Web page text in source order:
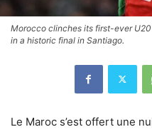
Morocco clinches its first-ever
in a historic final in Santiago.
Le Maroc s’est offert une